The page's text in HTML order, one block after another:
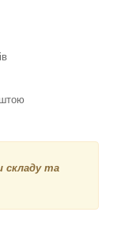
складу та